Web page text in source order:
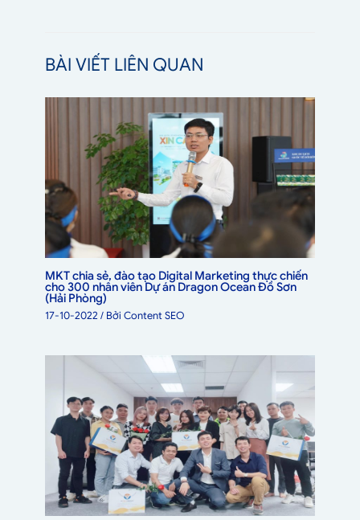
BÀI VIẾT LIÊN QUAN
MKT chia sẻ, đào tạo Digital Marketing thực chiến
cho 300 nhân viên Dự án Dragon Ocean Đồ Sơn
(Hải Phòng)
17-10-2022/ BởiContent SEO